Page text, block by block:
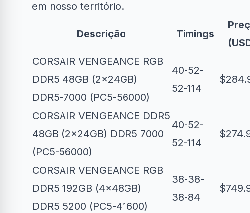
em nosso território.
Descrição Timings
CORSAIR VENGEANCE RGB
DDR5 48GB (2x24GB)
DDR5-7000 (PC5-56000)
40-52-
52-114
CORSAIR VENGEANCE DDR5
48GB (2x24GB) DDR5 7000
(PC5-56000)
40-52-
52-114
CORSAIR VENGEANCE RGB
DDR5 192GB (4x48GB)
DDR5 5200 (PC5-41600)
38-38-
38-84